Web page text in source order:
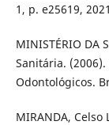
1, p. e25619,
MINISTÉRIO DA
Sanitária. (2006).
Odontológicos.
MIRANDA,